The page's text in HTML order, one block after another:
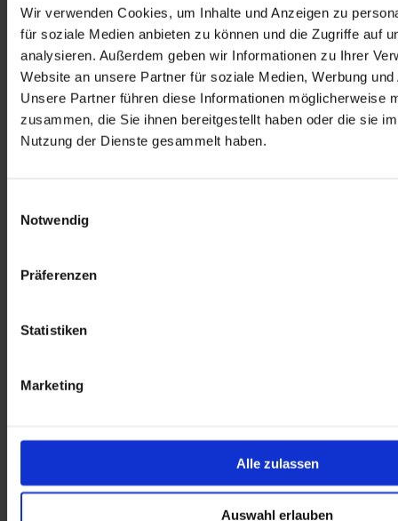
Wir verwenden Cookies, um Inhalte und Anzeigen zu
für soziale Medien anbieten zu können und die Zugriffe auf
analysieren. Außerdem geben wir Informationen zu Ihrer
Website an unsere Partner für soziale Medien, Werbung
Unsere Partner führen diese Informationen möglicherweise
zusammen, die Sie ihnen bereitgestellt haben oder die sie
Nutzung der Dienste gesammelt haben.
Notwendig
Präferenzen
Statistiken
Marketing
Alle zulassen
Auswahl erlauben